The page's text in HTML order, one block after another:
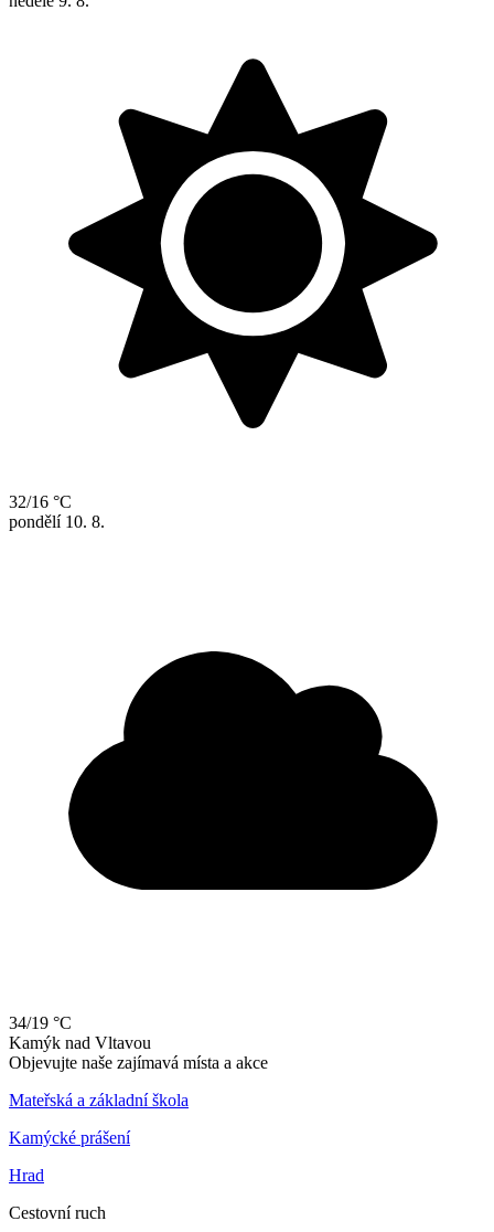
32/16 °C
pondělí 10. 8.
34/19 °C
Kamýk nad Vltavou
Objevujte naše zajímavá místa a akce
Mateřská a základní škola
Kamýcké prášení
Hrad
Cestovní ruch